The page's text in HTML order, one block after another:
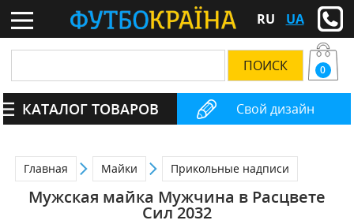
RU UA
Свой дизайн
0
КАТАЛОГ ТОВАРОВ
Главная Майки Прикольные надписи
Мужская майка Мужчина в Расцвете
Сил 2032